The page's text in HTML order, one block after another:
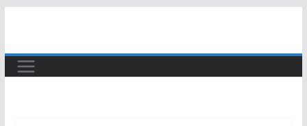
content